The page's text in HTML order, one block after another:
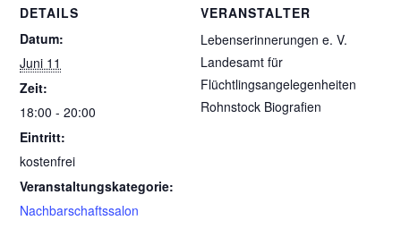
DETAILS
Datum:
Juni 11
Zeit:
18:00 - 20:00
Eintritt:
kostenfrei
Veranstaltungskategorie:
Nachbarschaftssalon
VERANSTALTER
Lebenserinnerungen e. V.
Landesamt für
Flüchtlingsangelegenheiten
Rohnstock Biografien